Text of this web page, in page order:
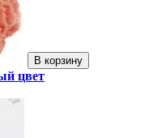
В корзину
цвет